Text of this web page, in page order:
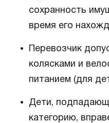
сохранность
время его
Перевозчик
колясками и
питанием (для
Дети,
категорию,